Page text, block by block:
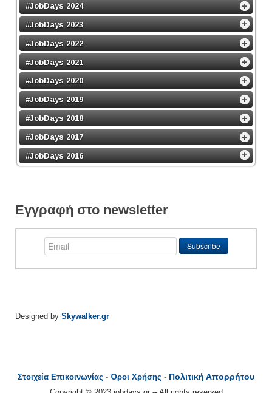
#JobDays 2024
#JobDays 2023
#JobDays 2022
#JobDays 2021
#JobDays 2020
#JobDays 2019
#JobDays 2018
#JobDays 2017
#JobDays 2016
Εγγραφή στο newsletter
Designed by Skywalker.gr
Στοιχεία Επικοινωνίας -Όροι Χρήσης - Πολιτική Απορρήτου